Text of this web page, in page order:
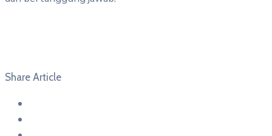
Share Article